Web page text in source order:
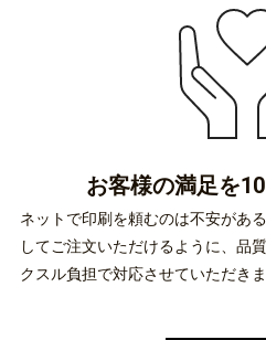
お客様の満足を
ネットで印刷を頼むのは不安があ
してご注文いただけるように、品
クスル負担で対応させていただきま